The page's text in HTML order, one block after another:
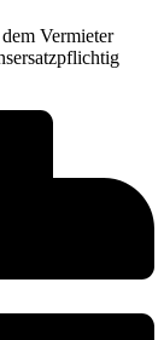
Vermieter